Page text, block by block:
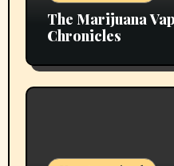
The Marijuana
Chronicles